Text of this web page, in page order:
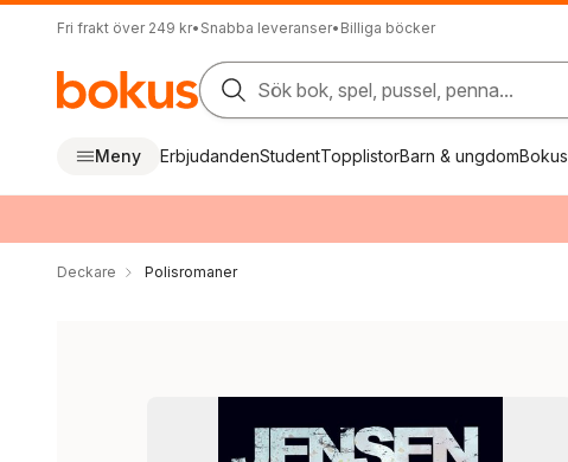
Fri frakt över 249 kr• Snabba leveranser• Billiga böcker
Sök bok, spel, pussel, penna...
Meny ErbjudandenStudentTopplistorBarn & ungdom
Deckare Polisromaner